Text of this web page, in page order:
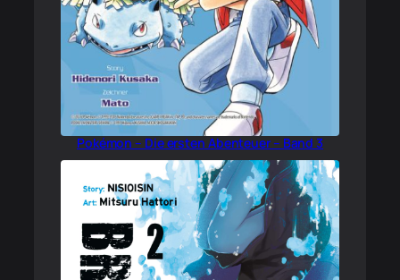
Pokémon – Die ersten Abenteuer – Band 3